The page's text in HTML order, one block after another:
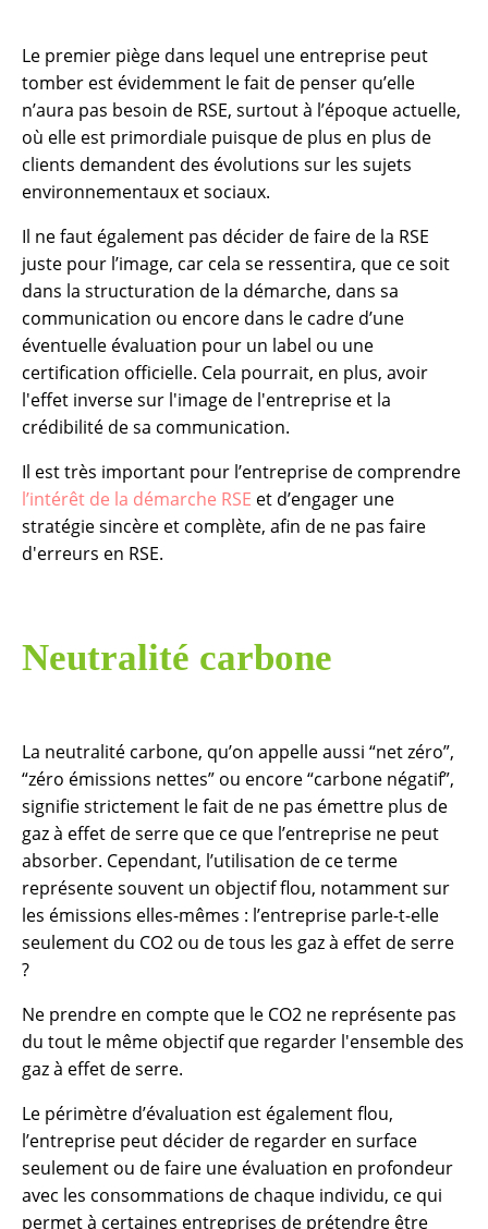
Le premier piège dans lequel une entreprise peut
tomber est évidemment le fait de penser qu’elle
n’aura pas besoin de RSE, surtout à l’époque actuelle,
où elle est primordiale puisque de plus en plus de
clients demandent des évolutions sur les sujets
environnementaux et sociaux.
Il ne faut également pas décider de faire de la RSE
juste pour l’image, car cela se ressentira, que ce soit
dans la structuration de la démarche, dans sa
communication ou encore dans le cadre d’une
éventuelle évaluation pour un label ou une
certification officielle. Cela pourrait, en plus, avoir
l'effet inverse sur l'image de l'entreprise et la
crédibilité de sa communication.
Il est très important pour l’entreprise de comprendre
l’intérêt de la démarche RSE et d’engager une
stratégie sincère et complète, afin de ne pas faire
d'erreurs en RSE.
Neutralité carbone
La neutralité carbone, qu’on appelle aussi “net zéro”,
“zéro émissions nettes” ou encore “carbone négatif”,
signifie strictement le fait de ne pas émettre plus de
gaz à effet de serre que ce que l’entreprise ne peut
absorber. Cependant, l’utilisation de ce terme
représente souvent un objectif flou, notamment sur
les émissions elles-mêmes : l’entreprise parle-t-elle
seulement du CO2 ou de tous les gaz à effet de serre
?
Ne prendre en compte que le CO2 ne représente pas
du tout le même objectif que regarder l'ensemble des
gaz à effet de serre.
Le périmètre d’évaluation est également flou,
l’entreprise peut décider de regarder en surface
seulement ou de faire une évaluation en profondeur
avec les consommations de chaque individu, ce qui
permet à certaines entreprises de prétendre être